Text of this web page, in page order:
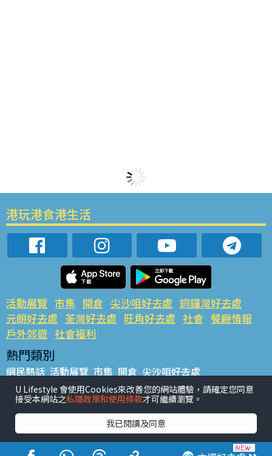
港玩港食港生活
活動展覽 市集 開倉 尖沙咀好去處 銅鑼灣好去處
元朗好去處 荃灣好去處 旺角好去處 社會 餐廳情報
戶外郊遊 社會福利
熱門類別
網民熱話 活動展覽 市集 開倉 尖沙咀好去處
銅鑼灣好去處 元朗好去處 荃灣好去處 旺角好去處 社會
餐廳情報 戶外郊遊
熱門標籤
#UGO搵好去處 #人氣活動推介 #美食社群熱話
#親子玩樂好去處
#ULifestyle應用程式 #限時搶
U Lifestyle 會使用Cookies來改善您的網站體驗，請確定您同意
接受本網站之私隱政策和使用條款才可繼續瀏覽。
我已閱讀及同意